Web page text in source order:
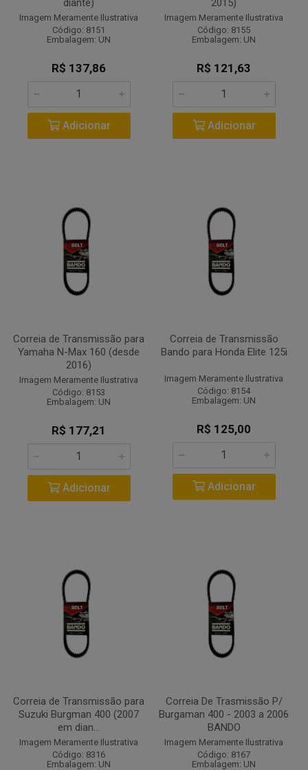
diante)
Imagem Meramente Ilustrativa
Código: 8151
Embalagem: UN
R$ 137,86
Adicionar
2015)
Imagem Meramente Ilustrativa
Código: 8155
Embalagem: UN
R$ 121,63
Adicionar
Correia de Transmissão para
Yamaha N-Max 160 (desde
2016)
Imagem Meramente Ilustrativa
Código: 8153
Embalagem: UN
R$ 177,21
Adicionar
Correia de Transmissão
Bando para Honda Elite 125i
Imagem Meramente Ilustrativa
Código: 8154
Embalagem: UN
R$ 125,00
Adicionar
Correia de Transmissão para
Suzuki Burgman 400 (2007
em dian...
Imagem Meramente Ilustrativa
Código: 8316
Embalagem: UN
Correia De Trasmissão P/
Burgaman 400 - 2003 a 2006
BANDO
Imagem Meramente Ilustrativa
Código: 8167
Embalagem: UN